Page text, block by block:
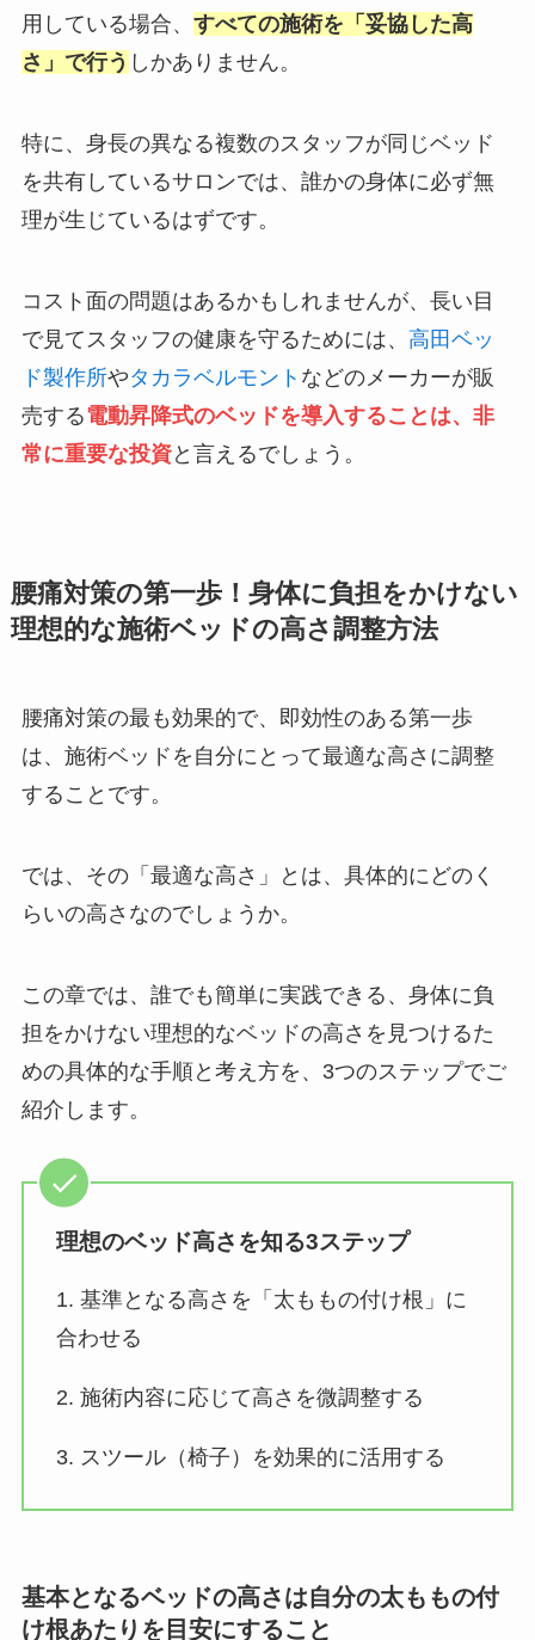
用している場合、 すべての施術を「妥協した高
さ」で行う しかありません。
特に、身長の異なる複数のスタッフが同じベッド
を共有しているサロンでは、誰かの身体に必ず無
理が生じているはずです。
コスト面の問題はあるかもしれませんが、長い目
で見てスタッフの健康を守るためには、 高田ベッ
ド製作所やタカラベルモント などのメーカーが販
売する電動昇降式のベッドを導入することは、非
常に重要な投資と言えるでしょう。
腰痛対策の第一歩！身体に負担をかけない
理想的な施術ベッドの高さ調整方法
腰痛対策の最も効果的で、即効性のある第一歩
は、施術ベッドを自分にとって最適な高さに調整
することです。
では、その「最適な高さ」とは、具体的にどのく
らいの高さなのでしょうか。
この章では、誰でも簡単に実践できる、身体に負
担をかけない理想的なベッドの高さを見つけるた
めの具体的な手順と考え方を、3つのステップでご
紹介します。
理想のベッド高さを知る3ステップ
1. 基準となる高さを「太ももの付け根」に
合わせる
2. 施術内容に応じて高さを微調整する
3. スツール（椅子）を効果的に活用する
基本となるベッドの高さは自分の太ももの付
け根あたりを目安にすること